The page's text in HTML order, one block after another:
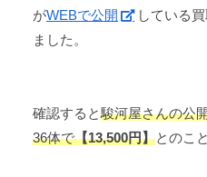
がWEBで公開 している
ました。
確認すると駿河屋さんの公
36体で【13,500円】とのこと